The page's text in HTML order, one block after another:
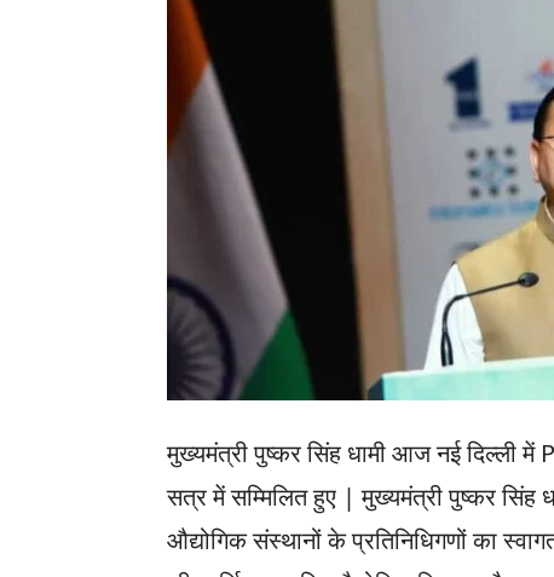
मुख्यमंत्री पुष्कर सिंह धामी आज नई दिल्ली
सत्र में सम्मिलित हुए | मुख्यमंत्री पुष्कर सिंह
औद्योगिक संस्थानों के प्रतिनिधिगणों का